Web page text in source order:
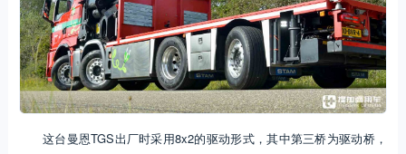
这台曼恩TGS出厂时采用8x2的驱动形式，其中第三桥为驱动桥，